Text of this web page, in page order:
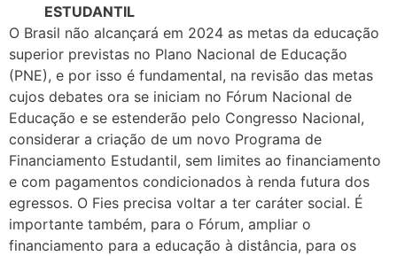
ESTUDANTIL
O Brasil não alcançará em 2024 as metas da educação
superior previstas no Plano Nacional de Educação
(PNE), e por isso é fundamental, na revisão das metas
cujos debates ora se iniciam no Fórum Nacional de
Educação e se estenderão pelo Congresso Nacional,
considerar a criação de um novo Programa de
Financiamento Estudantil, sem limites ao financiamento
e com pagamentos condicionados à renda futura dos
egressos. O Fies precisa voltar a ter caráter social. É
importante também, para o Fórum, ampliar o
financiamento para a educação à distância, para os